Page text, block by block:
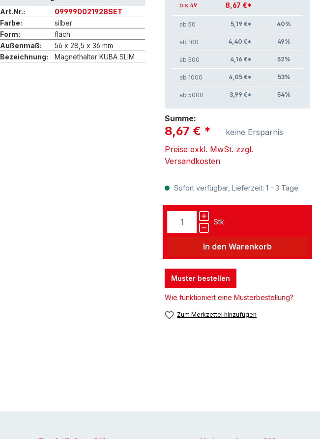
Art.Nr.:
099990021928SET
Farbe:
silber
Form:
flach
Außenmaß:
56 x 28,5 x 36 mm
Bezeichnung:
Magnethalter KUBA SLIM
bis 49 8,67 €*
ab 50 5,19 €* 40%
ab 100 4,40 €* 49%
ab 500 4,16 €* 52%
ab 1000 4,05 €* 53%
ab 5000 3,99 €* 54%
Summe:
8,67 € *
keine Ersparnis
Preise exkl. MwSt. zzgl.
Versandkosten
Sofort verfügbar, Lieferzeit: 1 - 3 Tage
Stk.
In den Warenkorb
Muster bestellen
Wie funktioniert eine Musterbestellung?
Zum Merkzettel hinzufügen